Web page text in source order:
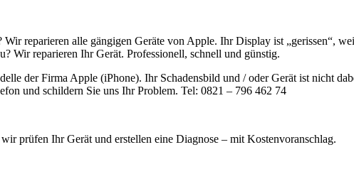
reparieren alle gängigen Geräte von Apple. Ihr Display ist „gerissen“,
Wir reparieren Ihr Gerät. Professionell, schnell und günstig.
der Firma Apple (iPhone). Ihr Schadensbild und / oder Gerät ist nicht
und schildern Sie uns Ihr Problem. Tel: 0821 – 796 462 74
prüfen Ihr Gerät und erstellen eine Diagnose – mit Kostenvoranschlag.